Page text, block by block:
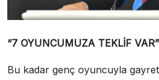
“7 OYUNCUMUZA TEKLİF VAR”
Bu kadar genç oyuncuyla